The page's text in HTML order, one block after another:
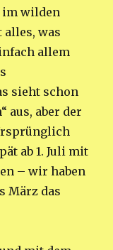
im wilden
alles, was
allem
sieht schon
aus, aber der
ab 1. Juli mit
– wir haben
März das